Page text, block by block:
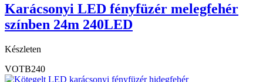
Karácsonyi LED fényfüzér melegfehér
színben 24m 240LED
Készleten
VOTB240